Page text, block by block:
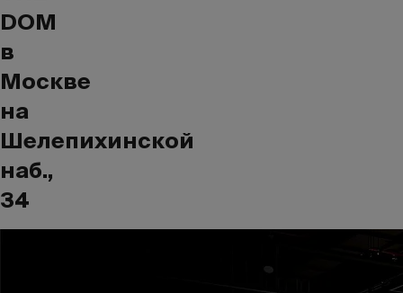
DOM
в
Москве
на
Шелепихинской
наб.,
34